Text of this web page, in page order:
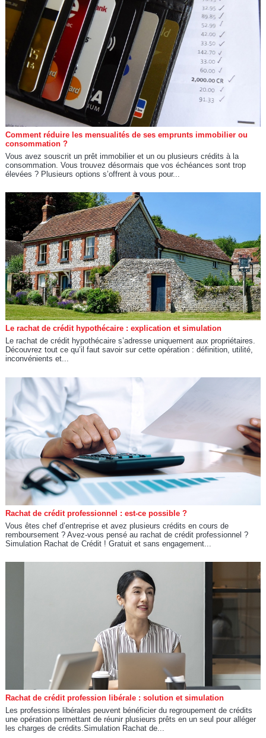
Comment réduire les mensualités de ses emprunts immobilier ou
consommation ?
Vous avez souscrit un prêt immobilier et un ou plusieurs crédits à la
consommation. Vous trouvez désormais que vos échéances sont trop
élevées ? Plusieurs options s’offrent à vous pour...
Le rachat de crédit hypothécaire : explication et simulation
Le rachat de crédit hypothécaire s’adresse uniquement aux propriétaires.
Découvrez tout ce qu’il faut savoir sur cette opération : définition, utilité,
inconvénients et...
Rachat de crédit professionnel : est-ce possible ?
Vous êtes chef d’entreprise et avez plusieurs crédits en cours de
remboursement ? Avez-vous pensé au rachat de crédit professionnel ?
Simulation Rachat de Crédit ! Gratuit et sans engagement...
Rachat de crédit profession libérale : solution et simulation
Les professions libérales peuvent bénéficier du regroupement de crédits
une opération permettant de réunir plusieurs prêts en un seul pour alléger
les charges de crédits.Simulation Rachat de...